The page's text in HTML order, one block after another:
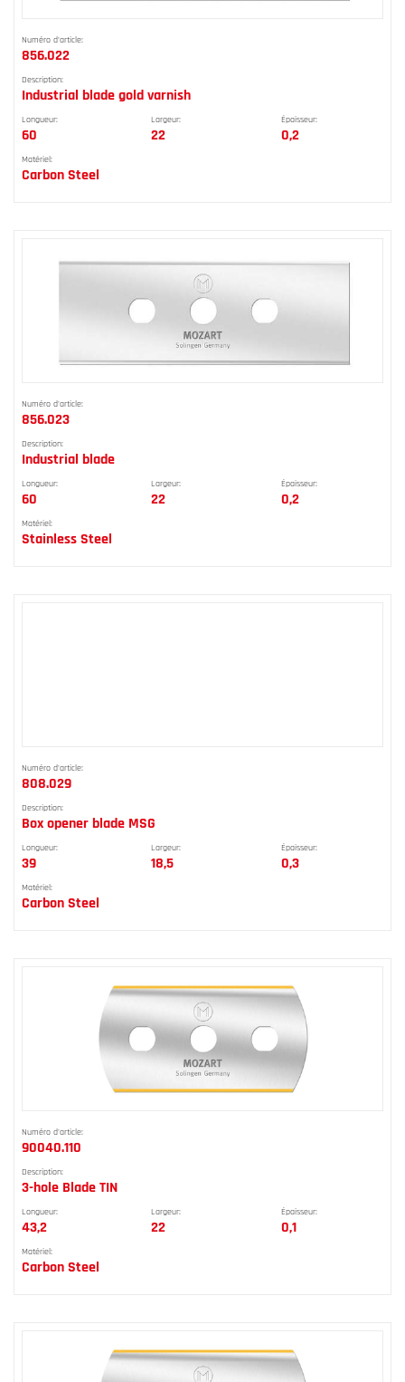
Numéro d'article:
856.022
Description:
Industrial blade gold varnish
Longueur:
60
Largeur:
22
Épaisseur:
0,2
Matériel:
Carbon Steel
Numéro d'article:
856.023
Description:
Industrial blade
Longueur:
60
Largeur:
22
Épaisseur:
0,2
Matériel:
Stainless Steel
Numéro d'article:
808.029
Description:
Box opener blade MSG
Longueur:
39
Largeur:
18,5
Épaisseur:
0,3
Matériel:
Carbon Steel
Numéro d'article:
90040.110
Description:
3-hole Blade TIN
Longueur:
43,2
Largeur:
22
Épaisseur:
0,1
Matériel:
Carbon Steel